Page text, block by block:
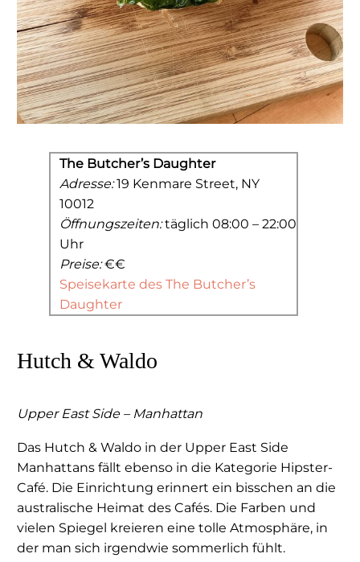
The Butcher’s Daughter
Adresse:19 Kenmare Street, NY
10012
Öffnungszeiten:täglich 08:00 – 22:00
Uhr
Preise:€€
Speisekarte des The Butcher’s
Daughter
Hutch & Waldo
Upper East Side – Manhattan
Das Hutch & Waldo in der Upper East Side
Manhattans fällt ebenso in die Kategorie Hipster-
Café. Die Einrichtung erinnert ein bisschen an die
australische Heimat des Cafés. Die Farben und
vielen Spiegel kreieren eine tolle Atmosphäre, in
der man sich irgendwie sommerlich fühlt.